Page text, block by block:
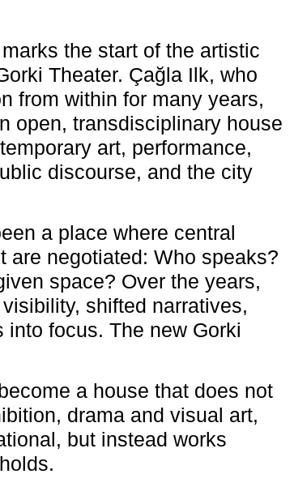
the start of the artistic
Theater. Çağla Ilk, who
from within for many years,
open, transdisciplinary house
art, performance,
discourse, and the city
a place where central
are negotiated: Who speaks?
space? Over the years,
shifted narratives,
focus. The new Gorki
a house that does not
drama and visual art,
but instead works